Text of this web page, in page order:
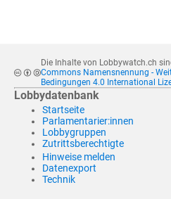
Die Inhalte von Lobbywatch.ch
Commons Namensnennung -
Bedingungen 4.0 International
Lobbydatenbank
Startseite
Parlamentarier:innen
Lobbygruppen
Zutrittsberechtigte
Hinweise melden
Datenexport
Technik